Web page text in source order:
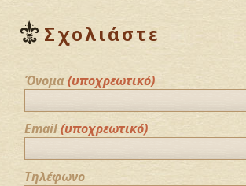
Σχολιάστε
Όνομα (υποχρεωτικό)
Email(υποχρεωτικό)
Τηλέφωνο